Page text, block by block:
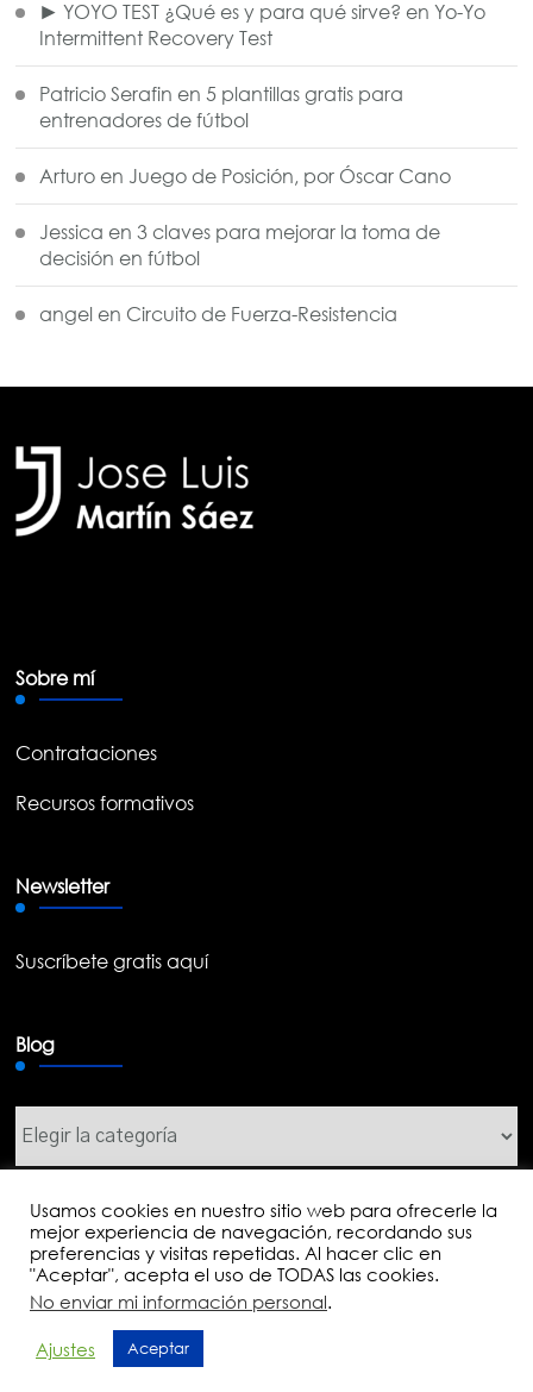
► YOYO TEST ¿Qué es y para qué sirve? enYo-Yo
Intermittent Recovery Test
Patricio Serafin en5 plantillas gratis para
entrenadores de fútbol
Arturo en Juego de Posición, por Óscar Cano
Jessica en3 claves para mejorar la toma de
decisión en fútbol
angel en Circuito de Fuerza-Resistencia
Sobre mí
Contrataciones
Recursos formativos
Newsletter
Suscríbete gratis aquí
Blog
Blog
© Copyright 2026Jose Luis Martín. Todos los derechos
reservados.Mental Health Coach | Desarrollado
Blossom Themes. Funciona con
de privacidad
Usamos cookies en nuestro sitio web para ofrecerle la
mejor experiencia de navegación, recordando sus
preferencias y visitas repetidas. Al hacer clic en
"Aceptar", acepta el uso de TODAS las cookies.
No enviar mi información personal.
Ajustes Aceptar